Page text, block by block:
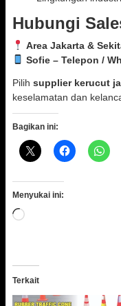
Hubungi
Area Jakarta &
Sofie – Telepon /
Pilih supplier kerucut
keselamatan dan
Bagikan ini:
Menyukai ini:
Memuat...
Terkait